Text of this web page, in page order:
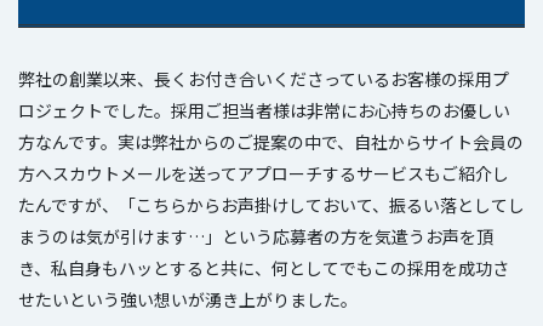
弊社の創業以来、長くお付き合いくださっているお客様の採用プ
ロジェクトでした。採用ご担当者様は非常にお心持ちのお優しい
方なんです。実は弊社からのご提案の中で、自社からサイト会員の
方へスカウトメールを送ってアプローチするサービスもご紹介し
たんですが、「こちらからお声掛けしておいて、振るい落としてし
まうのは気が引けます…」という応募者の方を気遣うお声を頂
き、私自身もハッとすると共に、何としてでもこの採用を成功さ
せたいという強い想いが湧き上がりました。